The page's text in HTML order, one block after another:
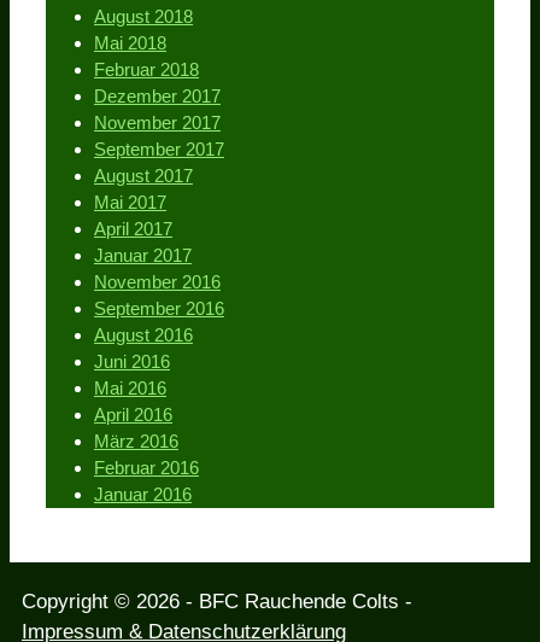
August 2018
Mai 2018
Februar 2018
Dezember 2017
November 2017
September 2017
August 2017
Mai 2017
April 2017
Januar 2017
November 2016
September 2016
August 2016
Juni 2016
Mai 2016
April 2016
März 2016
Februar 2016
Januar 2016
Copyright © 2026 - BFC Rauchende Colts -
Impressum & Datenschutzerklärung